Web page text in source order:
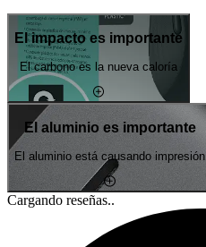
El impacto es importante
El carbono es la nueva caloría
El aluminio es importante
El aluminio está causando impresión
Cargando reseñas..